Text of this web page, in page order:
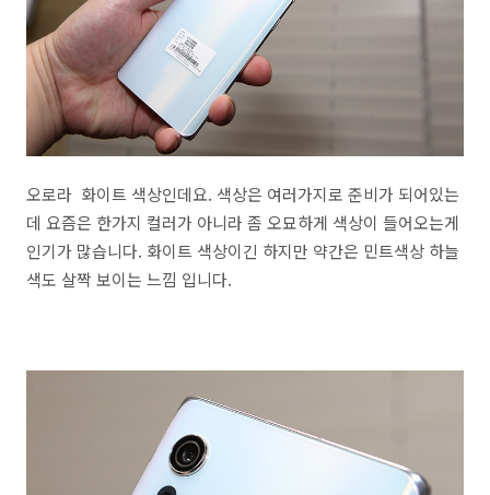
오로라 화이트 색상인데요. 색상은 여러가지로 준비가 되어있는
데 요즘은 한가지 컬러가 아니라 좀 오묘하게 색상이 들어오는게
인기가 많습니다. 화이트 색상이긴 하지만 약간은 민트색상 하늘
색도 살짝 보이는 느낌 입니다.